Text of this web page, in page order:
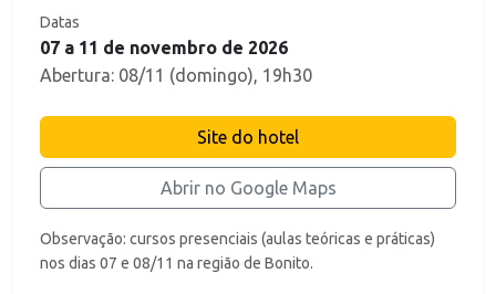
Datas
07 a 11 de novembro de 2026
Abertura: 08/11 (domingo), 19h30
Site do hotel
Abrir no Google Maps
Observação: cursos presenciais (aulas teóricas e práticas)
nos dias 07 e 08/11 na região de Bonito.